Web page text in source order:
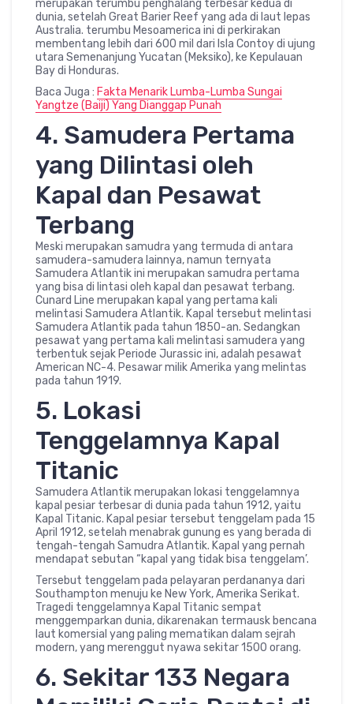
merupakan terumbu penghalang terbesar kedua di
dunia, setelah Great Barier Reef yang ada di laut lepas
Australia. terumbu Mesoamerica ini di perkirakan
membentang lebih dari 600 mil dari Isla Contoy di ujung
utara Semenanjung Yucatan (Meksiko), ke Kepulauan
Bay di Honduras.
Baca Juga : Fakta Menarik Lumba-Lumba Sungai
Yangtze (Baiji) Yang Dianggap Punah
4. Samudera Pertama
yang Dilintasi oleh
Kapal dan Pesawat
Terbang
Meski merupakan samudra yang termuda di antara
samudera-samudera lainnya, namun ternyata
Samudera Atlantik ini merupakan samudra pertama
yang bisa di lintasi oleh kapal dan pesawat terbang.
Cunard Line merupakan kapal yang pertama kali
melintasi Samudera Atlantik. Kapal tersebut melintasi
Samudera Atlantik pada tahun 1850-an. Sedangkan
pesawat yang pertama kali melintasi samudera yang
terbentuk sejak Periode Jurassic ini, adalah pesawat
American NC-4. Pesawar milik Amerika yang melintas
pada tahun 1919.
5. Lokasi
Tenggelamnya Kapal
Titanic
Samudera Atlantik merupakan lokasi tenggelamnya
kapal pesiar terbesar di dunia pada tahun 1912, yaitu
Kapal Titanic. Kapal pesiar tersebut tenggelam pada 15
April 1912, setelah menabrak gunung es yang berada di
tengah-tengah Samudra Atlantik. Kapal yang pernah
mendapat sebutan “kapal yang tidak bisa tenggelam’.
Tersebut tenggelam pada pelayaran perdananya dari
Southampton menuju ke New York, Amerika Serikat.
Tragedi tenggelamnya Kapal Titanic sempat
menggemparkan dunia, dikarenakan termausk bencana
laut komersial yang paling mematikan dalam sejrah
modern, yang merenggut nyawa sekitar 1500 orang.
6. Sekitar 133 Negara